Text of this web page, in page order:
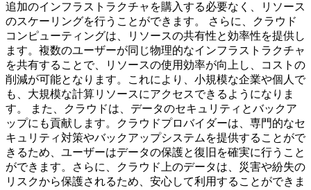
追加のインフラストラクチャを購入する必要なく、リソース
のスケーリングを行うことができます。 さらに、クラウド
コンピューティングは、リソースの共有性と効率性を提供し
ます。複数のユーザーが同じ物理的なインフラストラクチャ
を共有することで、リソースの使用効率が向上し、コストの
削減が可能となります。これにより、小規模な企業や個人で
も、大規模な計算リソースにアクセスできるようになりま
す。 また、クラウドは、データのセキュリティとバックア
ップにも貢献します。クラウドプロバイダーは、専門的なセ
キュリティ対策やバックアップシステムを提供することがで
きるため、ユーザーはデータの保護と復旧を確実に行うこと
ができます。さらに、クラウド上のデータは、災害や紛失の
リスクから保護されるため、安心して利用することができま